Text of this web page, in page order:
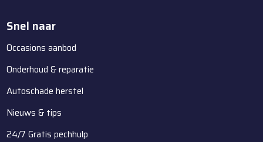
Snel naar
Occasions aanbod
Onderhoud & reparatie
Autoschade herstel
Nieuws & tips
24/7 Gratis pechhulp